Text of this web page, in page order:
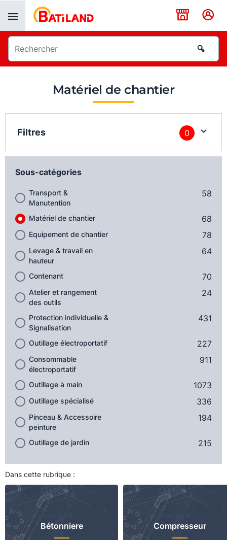
Matériel de chantier
Filtres 0
Sous-catégories
Transport &
Manutention
58
Matériel de chantier 68
Equipement de chantier 78
Levage & travail en
hauteur
64
Contenant 70
Atelier et rangement
des outils
24
Protection individuelle &
Signalisation
431
Outillage électroportatif 227
Consommable
électroportatif
911
Outillage à main 1073
Outillage spécialisé 336
Pinceau & Accessoire
peinture
194
Outillage de jardin 215
Dans cette rubrique :
Bétonniere Compresseur
Panneau de gestion des cookies